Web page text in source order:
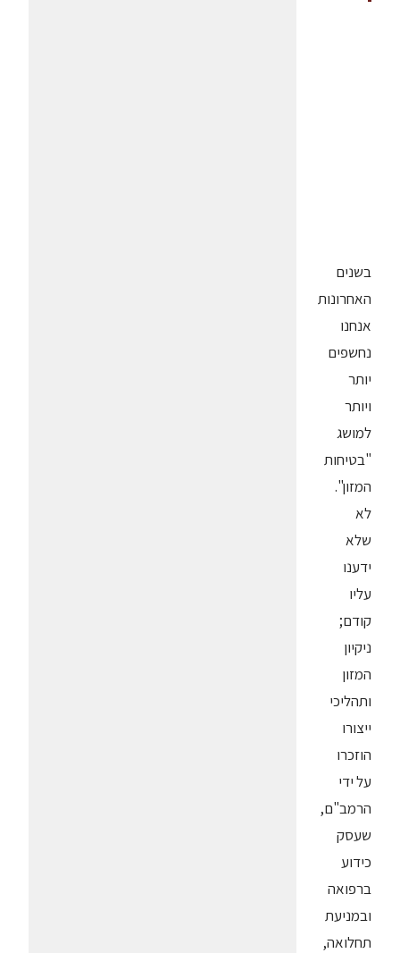
בשנים
האחרונות
אנחנו
נחשפים
יותר
ויותר
למושג
"בטיחות
המזון".
לא
שלא
ידענו
עליו
קודם;
ניקיון
המזון
ותהליכי
ייצורו
הוזכרו
על ידי
הרמב"ם,
שעסק
כידוע
ברפואה
ובמניעת
תחלואה,